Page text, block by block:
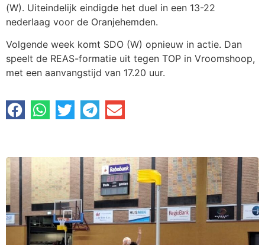
(W). Uiteindelijk eindigde het duel in een 13-22
nederlaag voor de Oranjehemden.
Volgende week komt SDO (W) opnieuw in actie. Dan
speelt de REAS-formatie uit tegen TOP in Vroomshoop,
met een aanvangstijd van 17.20 uur.